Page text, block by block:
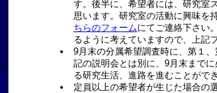
す。後半に、希望者には、研究室
思います。 研究室の活動に興味を
ちらのフォームにてご連絡下さい
るように考えていますので、上記
9月末の分属希望調査時に、第１
記の説明会とは別に、9月末まで
る研究生活、進路を進むことがで
定員以上の希望者が生じた場合の